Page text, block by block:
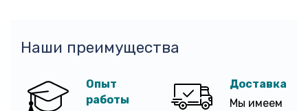
Наши преимущества
Опыт
работы
Доставка
Мы имеем